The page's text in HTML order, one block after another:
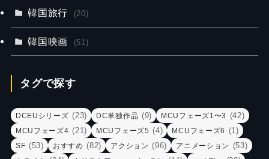
韓国旅行 (20)
韓国映画 (51)
タグで探す
DCEUシリーズ (23) DC単独作品 (9) MCUフェーズ1〜3 (42)
MCUフェーズ4 (21) MCUフェーズ5 (4) MCUフェーズ6 (1)
SF (53) おすすめ (82) アクション (96) アニメーション (53)